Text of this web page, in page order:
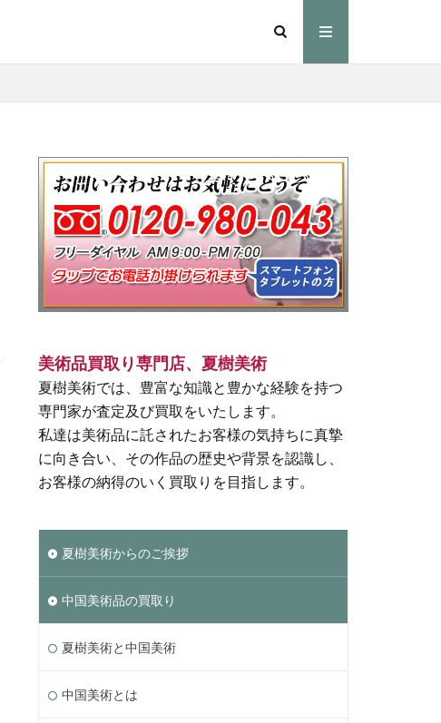
美術品買取り専門店、夏樹美術
夏樹美術では、豊富な知識と豊かな経験を持つ
専門家が査定及び買取をいたします。
私達は美術品に託されたお客様の気持ちに真摯
に向き合い、その作品の歴史や背景を認識し、
お客様の納得のいく買取りを目指します。
夏樹美術からのご挨拶
中国美術品の買取り
夏樹美術と中国美術
中国美術とは